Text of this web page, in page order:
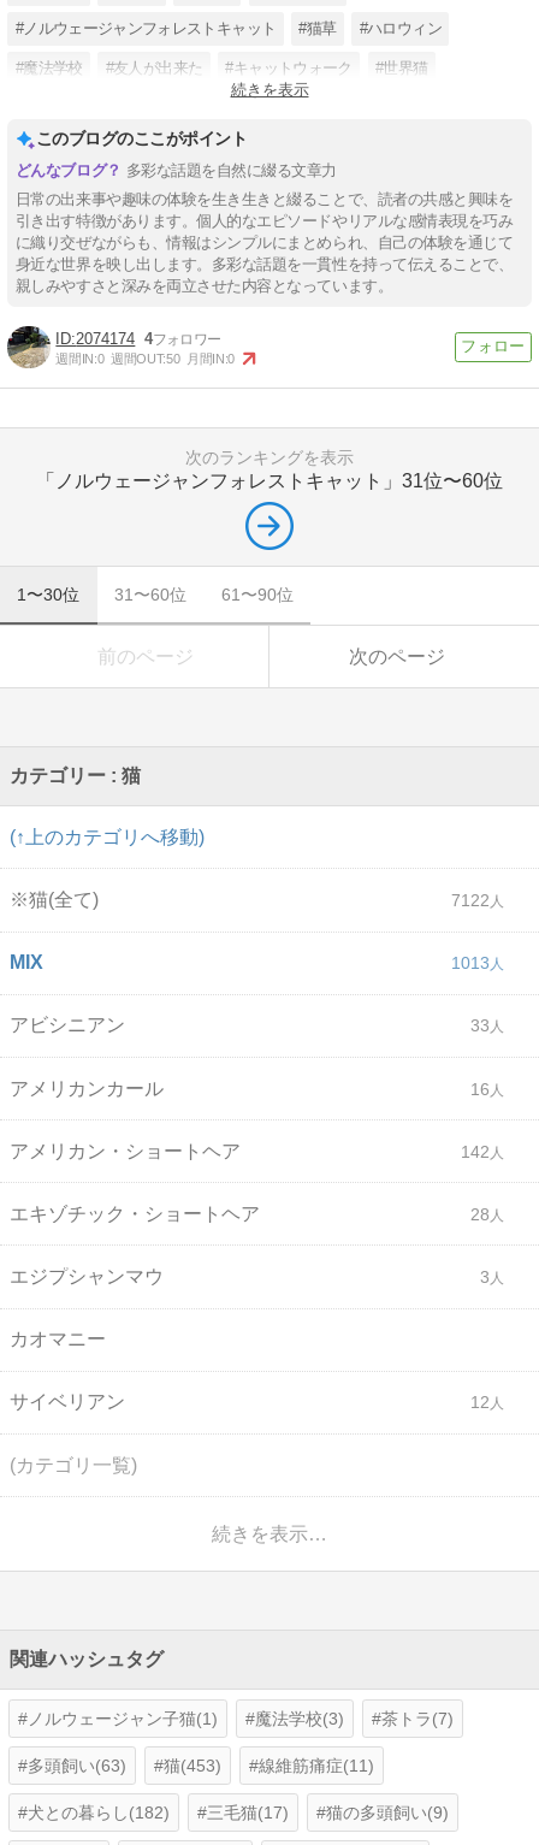
#ノルウェージャンフォレストキャット #猫草 #ハロウィン
#魔法学校 #友人が出来た #キャットウォーク #世界猫
続きを表示
このブログのここがポイント
多彩な話題を自然に綴る文章力
日常の出来事や趣味の体験を生き生きと綴ることで、読者の共感と興味を
引き出す特徴があります。個人的なエピソードやリアルな感情表現を巧み
に織り交ぜながらも、情報はシンプルにまとめられ、自己の体験を通じて
身近な世界を映し出します。多彩な話題を一貫性を持って伝えることで、
親しみやすさと深みを両立させた内容となっています。
2074174 4
週間IN:0 週間OUT:50 月間IN:0
次のランキングを表示
「ノルウェージャンフォレストキャット」 31位〜60位
1〜30位 31〜60位 61〜90位
前のページ 次のページ
カテゴリー : 猫
(↑上のカテゴリへ移動)
※猫(全て) 7122
MIX 1013
アビシニアン 33
アメリカンカール 16
アメリカン・ショートヘア 142
エキゾチック・ショートヘア 28
エジプシャンマウ 3
カオマニー
サイベリアン 12
(カテゴリ一覧)
続きを表示…
関連ハッシュタグ
ノルウェージャン子猫(1) 魔法学校(3) 茶トラ(7)
多頭飼い(63) 猫(453) 線維筋痛症(11)
犬との暮らし(182) 三毛猫(17) 猫の多頭飼い(9)